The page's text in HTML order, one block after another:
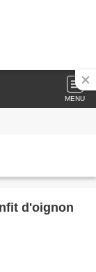
MENU
d'oignon